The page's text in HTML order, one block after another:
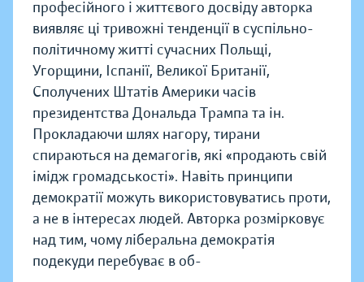
професійного і життєвого досвіду авторка
виявляє ці тривожні тенденції в суспільно-
політичному житті сучасних Польщі,
Угорщини, Іспанії, Великої Британії,
Сполучених Штатів Америки часів
президентства Дональда Трампа та ін.
Прокладаючи шлях нагору, тирани
спираються на демагогів, які «продають свій
імідж громадськості». Навіть принципи
демократії можуть використовуватись проти,
а не в інтересах людей. Авторка розмірковує
над тим, чому ліберальна демократія
подекуди перебуває в об-